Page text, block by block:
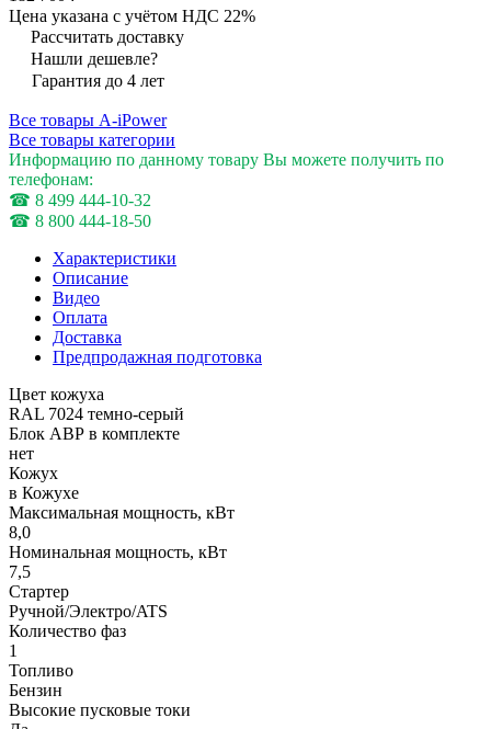
Цена указана с учётом НДС 22%
Рассчитать доставку
Нашли дешевле?
Гарантия до 4 лет
Все товары A-iPower
Все товары категории
Информацию по данному товару Вы можете получить по
телефонам:
☎ 8 499 444-10-32
☎ 8 800 444-18-50
Характеристики
Описание
Видео
Оплата
Доставка
Предпродажная подготовка
Цвет кожуха
RAL 7024 темно-серый
Блок АВР в комплекте
нет
Кожух
в Кожухе
Максимальная мощность, кВт
8,0
Номинальная мощность, кВт
7,5
Стартер
Ручной/Электро/ATS
Количество фаз
1
Топливо
Бензин
Высокие пусковые токи